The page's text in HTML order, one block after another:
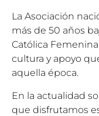
La Asociación
más de 50 años
Católica
cultura y apoyo
aquella época.
En la actualidad
que disfrutamos